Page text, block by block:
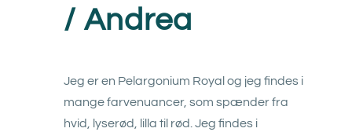
/ Andrea
Jeg er en Pelargonium Royal og jeg findes i
mange farvenuancer, som spænder fra
hvid, lyserød, lilla til rød. Jeg findes i